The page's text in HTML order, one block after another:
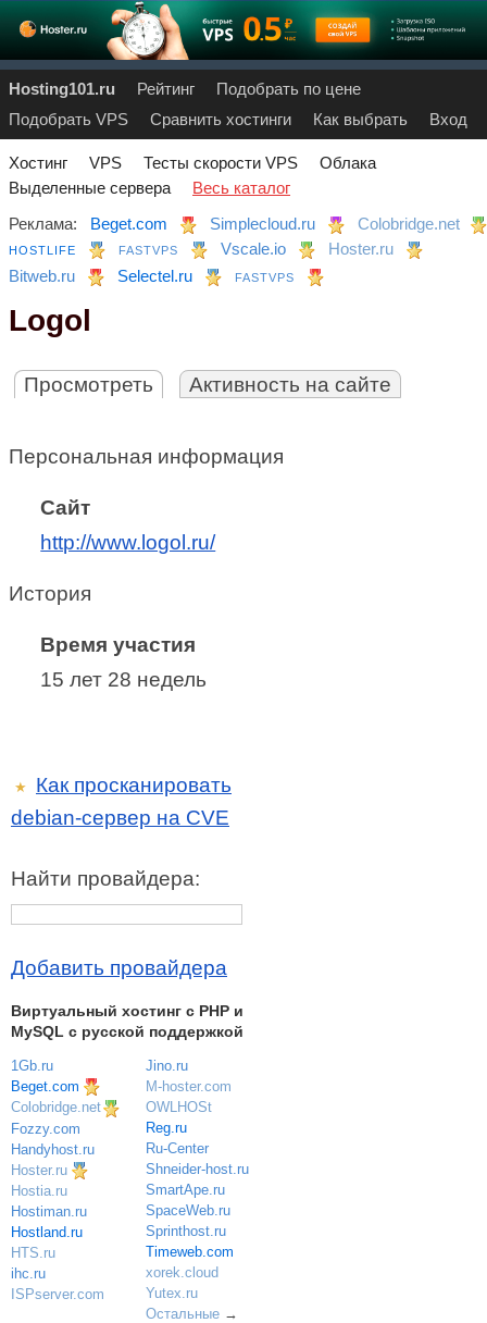
Hosting101.ru Рейтинг
Подобрать по цене
Подобрать VPS
Сравнить хостинги Как выбрать Вход
Хостинг VPS Тесты скорости VPS
Облака
Выделенные сервера
Весь каталог
Реклама:
Beget.com Simplecloud.ru Colobridge.net
HOSTLIFE FASTVPS Vscale.io
Hoster.ru
Bitweb.ru
Selectel.ru FASTVPS
Logol
Просмотреть Активность на сайте
Персональная информация
Сайт
http://www.logol.ru/
История
Время участия
15 лет 28 недель
★
Как просканировать
debian-сервер на CVE
Найти провайдера:
Добавить провайдера
Виртуальный хостинг c PHP и
MySQL с русской поддержкой
1Gb.ru
Beget.com
Colobridge.net
Fozzy.com
Handyhost.ru
Hoster.ru
Hostia.ru
Hostiman.ru
Hostland.ru
HTS.ru
ihc.ru
ISPserver.com
Jino.ru
M-hoster.com
OWLHOSt
Reg.ru
Ru-Center
Shneider-host.ru
SmartApe.ru
SpaceWeb.ru
Sprinthost.ru
Timeweb.com
xorek.cloud
Yutex.ru
Остальные→